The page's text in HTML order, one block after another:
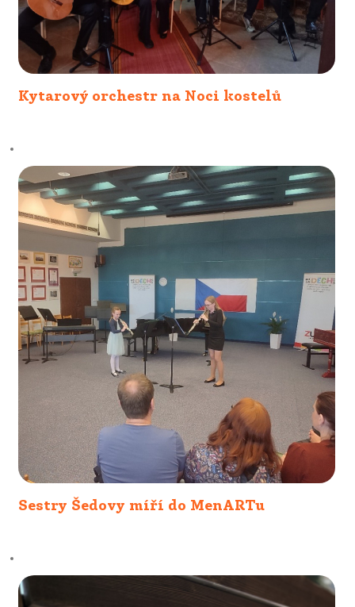
Kytarový orchestr na Noci kostelů
Sestry Šedovy míří do MenARTu